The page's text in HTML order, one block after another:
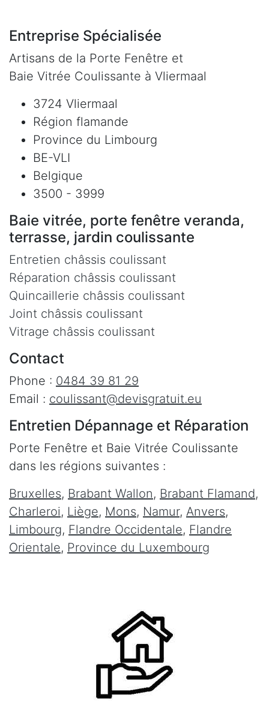
Entreprise Spécialisée
Artisans de la Porte Fenêtre et
Baie Vitrée Coulissante à Vliermaal
3724 Vliermaal
Région flamande
Province du Limbourg
BE-VLI
Belgique
3500 - 3999
Baie vitrée, porte fenêtre veranda,
terrasse, jardin coulissante
Entretien châssis coulissant
Réparation châssis coulissant
Quincaillerie châssis coulissant
Joint châssis coulissant
Vitrage châssis coulissant
Contact
Phone : 0484 39 81 29
Email : coulissant@devisgratuit.eu
Entretien Dépannage et Réparation
Porte Fenêtre et Baie Vitrée Coulissante
dans les régions suivantes :
Bruxelles, Brabant Wallon, Brabant Flamand,
Charleroi, Liège, Mons, Namur, Anvers,
Limbourg, Flandre Occidentale, Flandre
Orientale, Province du Luxembourg